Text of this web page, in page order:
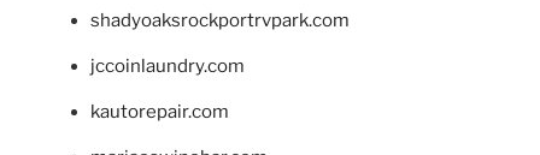
shadyoaksrockportrvpark.com
jccoinlaundry.com
kautorepair.com